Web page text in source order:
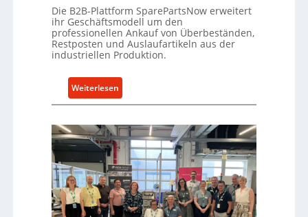
e
A
n
t
e
e
e
l
t
X
0
-
l
a
t
f
o
Die B2B-Plattform SparePartsNow erweitert
ihr Geschäftsmodell um den
professionellen Ankauf von Überbeständen,
Restposten und Auslaufartikeln aus der
industriellen Produktion.
Weiterlesen:
S
a
r
P
a
r